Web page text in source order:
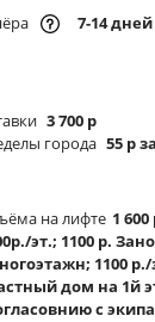
7-14 дней
3 700 р
города 55 р
на лифте 1 600
эт.; 1100 р.
1100 р./
дом на 1й
с